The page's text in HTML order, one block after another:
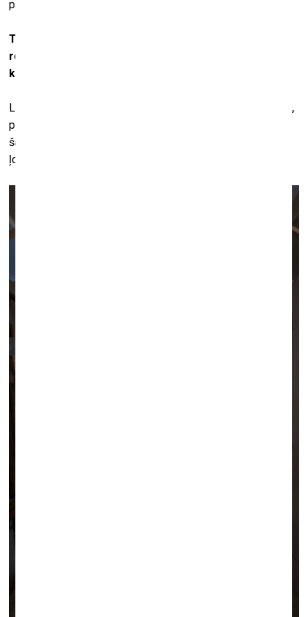
pasauli, vispirms jāizglābj sevi.
Tavi darbi mēdz būt ārkārtīgi personiski un bieži jauc
robežu starp privāto dzīvi un mākslu. Vai ir tēmas, pie
kurām tiek novilkta robeža?
Laikam jau nē. To vismaz nevaru tā šobrīd pateikt. Vienīgais,
pie kā cenšos piedomāt, ir cieņa pret cilvēkiem. Piemēram,
šajā izstādē neizliku tēta visskumjākās vēstules, lai arī cik
ļoti tās būtu saistītas ar tēmu.